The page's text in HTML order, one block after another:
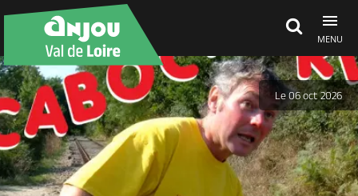
MENU
Découvrir
À voir, à faire
Le 06 oct 2026